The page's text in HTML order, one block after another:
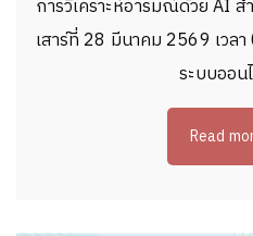
การวิเคราะห์อารมณ์ด้วย AI
เสาร์ที่ 28 มีนาคม 2569 เวล
ระบบออน
Read